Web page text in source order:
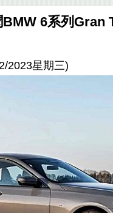
6系列Gran
2023星期三)